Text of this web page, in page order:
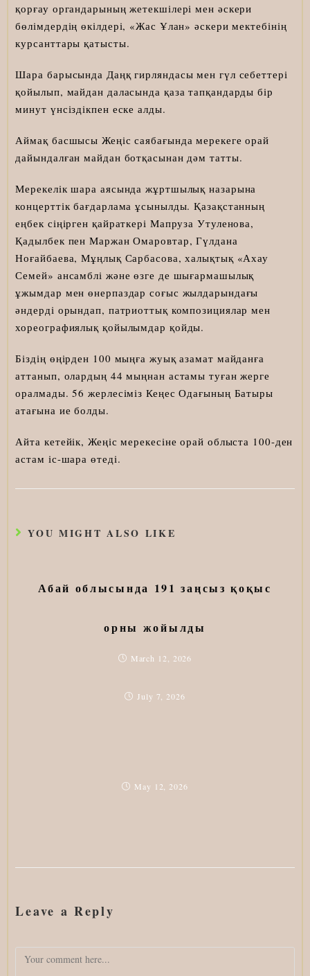
қорғау органдарының жетекшілері мен әскери
бөлімдердің өкілдері, «Жас Ұлан» әскери мектебінің
курсанттары қатысты.
Шара барысында Даңқ гирляндасы мен гүл себеттері
қойылып, майдан даласында қаза тапқандарды бір
минут үнсіздікпен еске алды.
Аймақ басшысы Жеңіс саябағында мерекеге орай
дайындалған майдан ботқасынан дәм татты.
Мерекелік шара аясында жұртшылық назарына
концерттік бағдарлама ұсынылды. Қазақстанның
еңбек сіңірген қайраткері Мапруза Утуленова,
Қадылбек пен Маржан Омаровтар, Гүлдана
Ноғайбаева, Мұңлық Сарбасова, халықтық «Ахау
Семей» ансамблі және өзге де шығармашылық
ұжымдар мен өнерпаздар соғыс жылдарындағы
әндерді орындап, патриоттық композициялар мен
хореографиялық қойылымдар қойды.
Біздің өңірден 100 мыңға жуық азамат майданға
аттанып, олардың 44 мыңнан астамы туған жерге
оралмады. 56 жерлесіміз Кеңес Одағының Батыры
атағына ие болды.
Айта кетейік, Жеңіс мерекесіне орай облыста 100-ден
астам іс-шара өтеді.
YOU MIGHT ALSO LIKE
Абай облысында 191 заңсыз қоқыс
орны жойылды
March 12, 2026
July 7, 2026
May 12, 2026
Leave a Reply
Comment